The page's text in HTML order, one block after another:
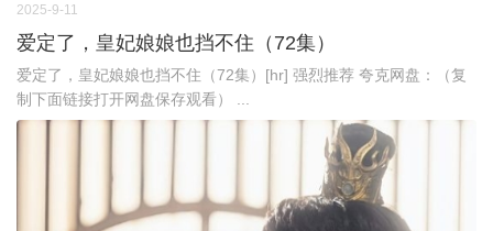
2025-9-11
爱定了，皇妃娘娘也挡不住（72集）
爱定了，皇妃娘娘也挡不住（72集）[hr] 强烈推荐 夸克网盘：（复
制下面链接打开网盘保存观看） ...